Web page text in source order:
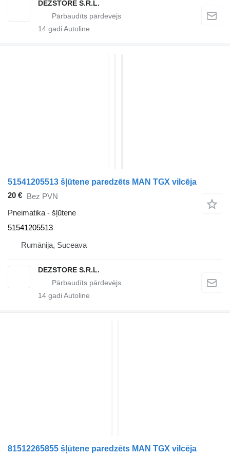
DEZSTORE S.R.L.
14 gadi Autoline
51541205513 šļūtene paredzēts MAN TGX vilcēja
20 € Bez PVN
Pneimatika - šļūtene
51541205513
Rumānija, Suceava
DEZSTORE S.R.L.
14 gadi Autoline
81512265855 šļūtene paredzēts MAN TGX vilcēja